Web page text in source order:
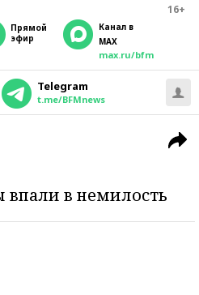
16+
прямой
эфир
Канал в
MAX
max.ru/bfm
Telegram
t.me/BFMnews
впали в немилость